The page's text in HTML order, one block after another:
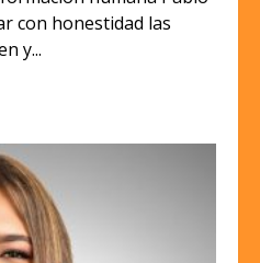
con honestidad las
y...